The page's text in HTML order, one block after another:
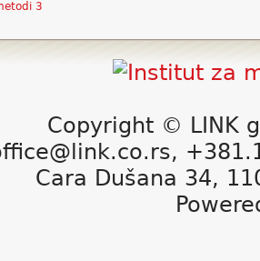
3
Copyright © LINK
Cara Dušana 34,